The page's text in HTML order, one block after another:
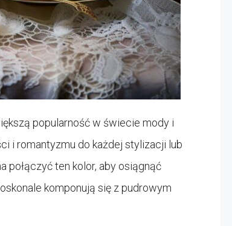
popularność w świecie mody i
i romantyzmu do każdej stylizacji lub
połączyć ten kolor, aby osiągnąć
komponują się z pudrowym